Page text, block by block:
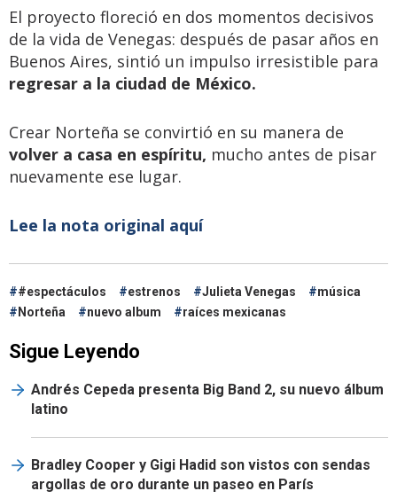
El proyecto floreció en dos momentos decisivos
de la vida de Venegas: después de pasar años en
Buenos Aires, sintió un impulso irresistible para
regresar a la ciudad de México.
Crear Norteña se convirtió en su manera de
volver a casa en espíritu, mucho antes de pisar
nuevamente ese lugar.
Lee la nota original aquí
#espectáculos estrenos Julieta Venegas
música
Norteña
nuevo album raíces mexicanas
Sigue Leyendo
Andrés Cepeda presenta Big Band 2, su nuevo álbum
latino
Bradley Cooper y Gigi Hadid son vistos con sendas
argollas de oro durante un paseo en París